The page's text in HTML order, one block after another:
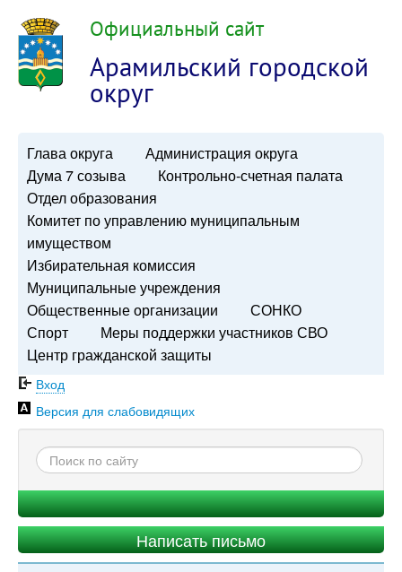
Официальный сайт
Арамильский городской
округ
Глава округа
Администрация округа
Дума 7 созыва
Контрольно-счетная палата
Отдел образования
Комитет по управлению муниципальным
имуществом
Избирательная комиссия
Муниципальные учреждения
Общественные организации
СОНКО
Спорт
Меры поддержки участников СВО
Центр гражданской защиты
Вход
Версия для слабовидящих
Написать письмо